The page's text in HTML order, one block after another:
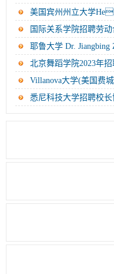
美国宾州州立大学
瘤...
国际关系学院招聘劳
耶鲁大学 Dr.
北京舞蹈学院2023年
Villanova大学(美国费
悉尼科技大学招聘校长